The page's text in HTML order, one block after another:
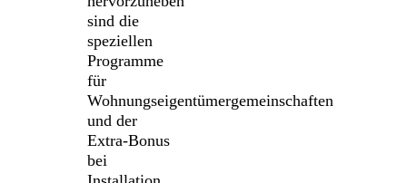
sind die
speziellen
Programme
für
Wohnungseigentümergemeinschaften
und der
Extra-Bonus
bei